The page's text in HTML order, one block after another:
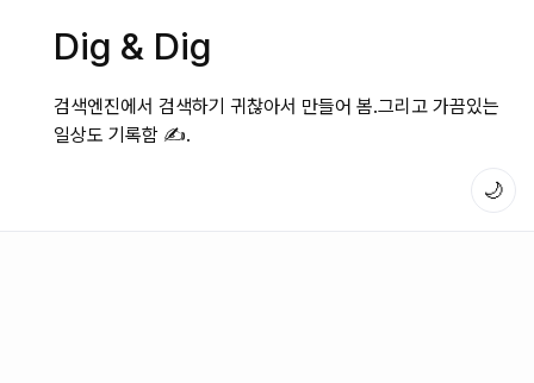
Dig & Dig
검색엔진에서 검색하기 귀찮아서 만들어 봄.그리고 가끔있는
일상도 기록함 ✍️.
🌙